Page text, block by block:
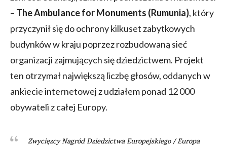
– The Ambulance for Monuments (Rumunia), który
przyczynił się do ochrony kilkuset zabytkowych
budynków w kraju poprzez rozbudowaną sieć
organizacji zajmujących się dziedzictwem. Projekt
ten otrzymał największą liczbę głosów, oddanych w
ankiecie internetowej z udziałem ponad 12 000
obywateli z całej Europy.
Zwycięzcy Nagród Dziedzictwa Europejskiego / Europa